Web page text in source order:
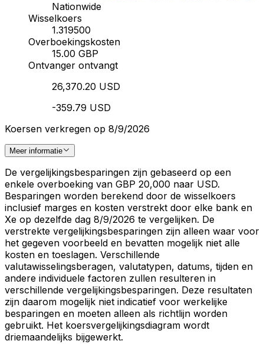
Nationwide
Wisselkoers
1.319500
Overboekingskosten
15.00 GBP
Ontvanger ontvangt
26,370.20 USD
-359.79 USD
Koersen verkregen op 8/9/2026
Meer informatie
De vergelijkingsbesparingen zijn gebaseerd op een
enkele overboeking van GBP 20,000 naar USD.
Besparingen worden berekend door de wisselkoers
inclusief marges en kosten verstrekt door elke bank en
Xe op dezelfde dag 8/9/2026 te vergelijken. De
verstrekte vergelijkingsbesparingen zijn alleen waar voor
het gegeven voorbeeld en bevatten mogelijk niet alle
kosten en toeslagen. Verschillende
valutawisselingsberagen, valutatypen, datums, tijden en
andere individuele factoren zullen resulteren in
verschillende vergelijkingsbesparingen. Deze resultaten
zijn daarom mogelijk niet indicatief voor werkelijke
besparingen en moeten alleen als richtlijn worden
gebruikt. Het koersvergelijkingsdiagram wordt
driemaandelijks bijgewerkt.